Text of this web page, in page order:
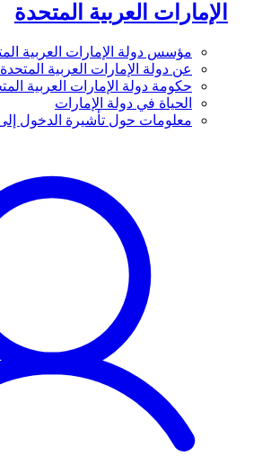
الإمارات العربية المتحدة
مؤسس دولة الإمارات العربية
عن دولة الإمارات العربية المتحدة
حكومة دولة الإمارات العربية
الحياة في دولة الإمارات
معلومات حول تأشيرة الدخول إلى